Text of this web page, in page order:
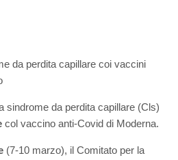
da perdita capillare coi vaccini
sindrome da perdita capillare (Cls)
col vaccino anti-Covid di Moderna.
(7-10 marzo), il Comitato per la